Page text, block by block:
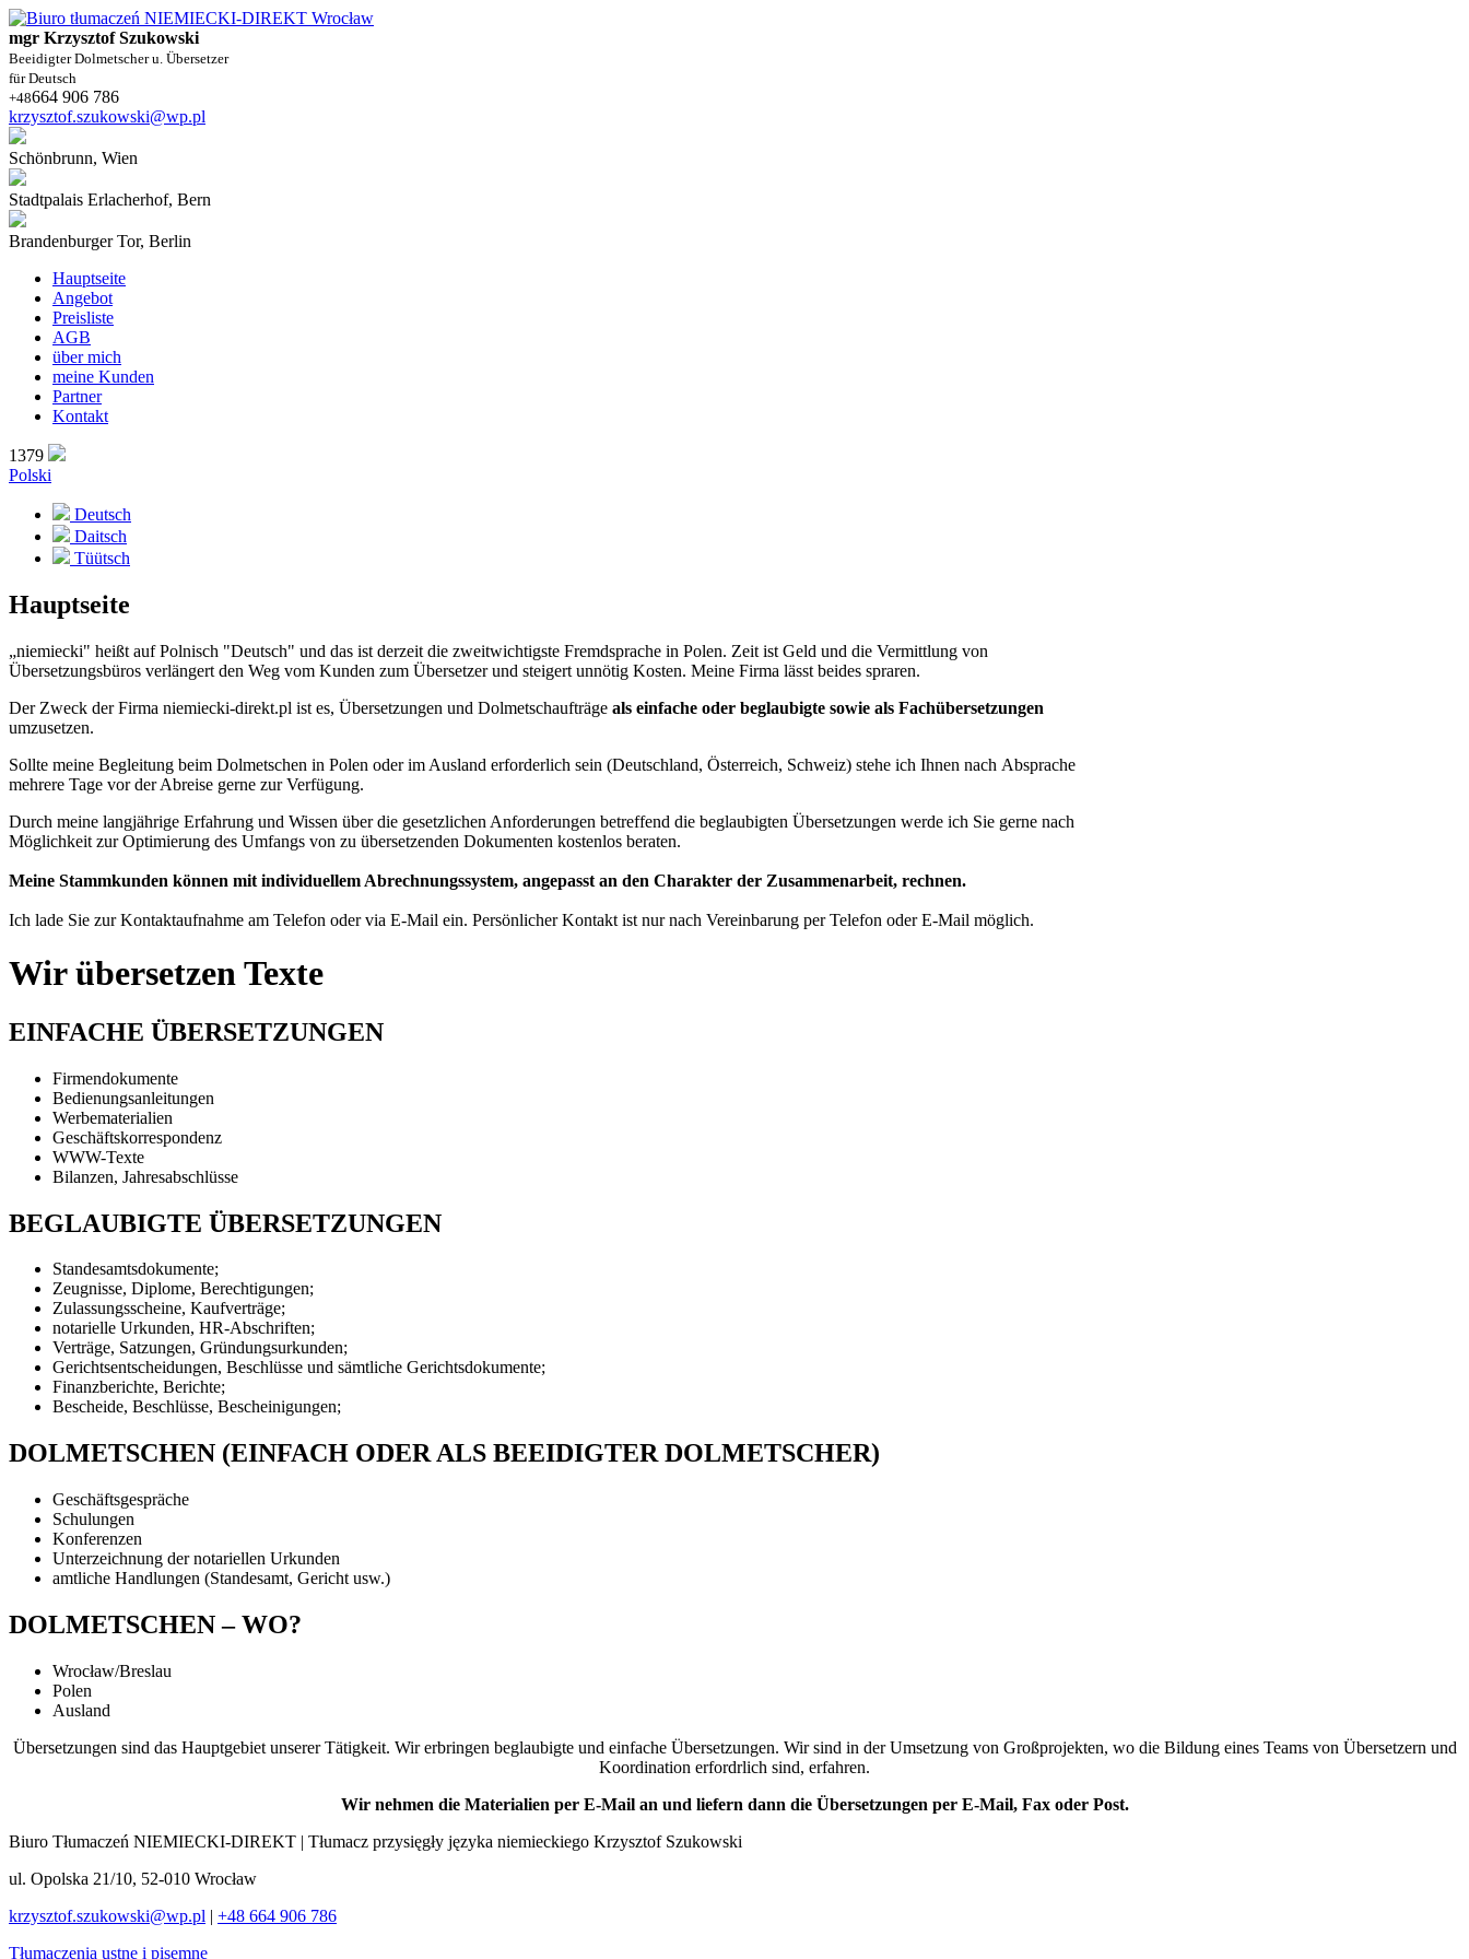
mgr Krzysztof Szukowski
Beeidigter Dolmetscher u. Übersetzer
für Deutsch
+48664 906 786
krzysztof.szukowski@wp.pl
Schönbrunn, Wien
Stadtpalais Erlacherhof, Bern
Brandenburger Tor, Berlin
Hauptseite
Angebot
Preisliste
AGB
über mich
meine Kunden
Partner
Kontakt
1379
Polski
Deutsch
Daitsch
Tüütsch
Hauptseite
„niemiecki" heißt auf Polnisch "Deutsch" und das ist derzeit die zweitwichtigste Fremdsprache in Polen. Zeit ist Geld und die Vermittlung von
Übersetzungsbüros verlängert den Weg vom Kunden zum Übersetzer und steigert unnötig Kosten. Meine Firma lässt beides spraren.
Der Zweck der Firma niemiecki-direkt.pl ist es, Übersetzungen und Dolmetschaufträge als einfache oder beglaubigte sowie als Fachübersetzungen
umzusetzen.
Sollte meine Begleitung beim Dolmetschen in Polen oder im Ausland erforderlich sein (Deutschland, Österreich, Schweiz) stehe ich Ihnen nach Absprache
mehrere Tage vor der Abreise gerne zur Verfügung.
Durch meine langjährige Erfahrung und Wissen über die gesetzlichen Anforderungen betreffend die beglaubigten Übersetzungen werde ich Sie gerne nach
Möglichkeit zur Optimierung des Umfangs von zu übersetzenden Dokumenten kostenlos beraten.
Meine Stammkunden können mit individuellem Abrechnungssystem, angepasst an den Charakter der Zusammenarbeit, rechnen.
Ich lade Sie zur Kontaktaufnahme am Telefon oder via E-Mail ein. Persönlicher Kontakt ist nur nach Vereinbarung per Telefon oder E-Mail möglich.
Wir übersetzen Texte
EINFACHE ÜBERSETZUNGEN
Firmendokumente
Bedienungsanleitungen
Werbematerialien
Geschäftskorrespondenz
WWW-Texte
Bilanzen, Jahresabschlüsse
BEGLAUBIGTE ÜBERSETZUNGEN
Standesamtsdokumente;
Zeugnisse, Diplome, Berechtigungen;
Zulassungsscheine, Kaufverträge;
notarielle Urkunden, HR-Abschriften;
Verträge, Satzungen, Gründungsurkunden;
Gerichtsentscheidungen, Beschlüsse und sämtliche Gerichtsdokumente;
Finanzberichte, Berichte;
Bescheide, Beschlüsse, Bescheinigungen;
DOLMETSCHEN (EINFACH ODER ALS BEEIDIGTER DOLMETSCHER)
Geschäftsgespräche
Schulungen
Konferenzen
Unterzeichnung der notariellen Urkunden
amtliche Handlungen (Standesamt, Gericht usw.)
DOLMETSCHEN – WO?
Wrocław/Breslau
Polen
Ausland
Übersetzungen sind das Hauptgebiet unserer Tätigkeit. Wir erbringen beglaubigte und einfache Übersetzungen. Wir sind in der Umsetzung von Großprojekten, wo die Bildung eines Teams von Übersetzern und
Koordination erfordrlich sind, erfahren.
Wir nehmen die Materialien per E-Mail an und liefern dann die Übersetzungen per E-Mail, Fax oder Post.
Biuro Tłumaczeń NIEMIECKI-DIREKT | Tłumacz przysięgły języka niemieckiego Krzysztof Szukowski
ul. Opolska 21/10, 52-010 Wrocław
krzysztof.szukowski@wp.pl | +48 664 906 786
Tłumaczenia ustne i pisemne